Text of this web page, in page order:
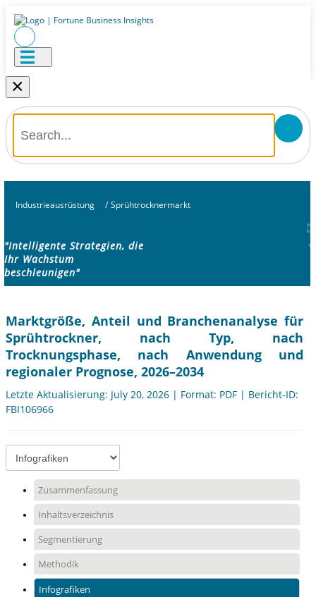
×
Industrieausrüstung / Sprühtrocknermarkt
"Intelligente Strategien, die
Ihr Wachstum
beschleunigen"
Marktgröße, Anteil und Branchenanalyse für
Sprühtrockner, nach Typ, nach
Trocknungsphase, nach Anwendung und
regionaler Prognose, 2026–2034
Letzte Aktualisierung: July 20, 2026 | Format: PDF | Bericht-ID:
FBI106966
Zusammenfassung
Inhaltsverzeichnis
Segmentierung
Methodik
Infografiken